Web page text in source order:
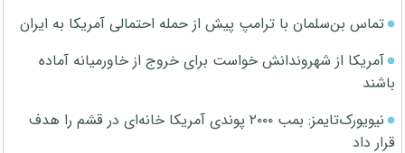
تماس بن‌سلمان با ترامپ پیش از حمله احتمالی آمریکا به ایران
آمریکا از شهروندانش خواست برای خروج از خاورمیانه آماده
باشند
نیویورک‌تایمز: بمب ۲۰۰۰ پوندی آمریکا خانه‌ای در قشم را هدف
قرار داد